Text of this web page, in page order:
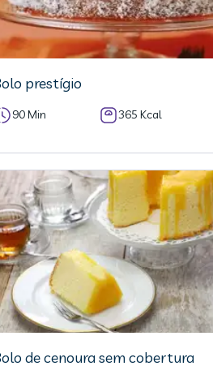
prestígio
90 Min 365 Kcal
de cenoura sem cobertura